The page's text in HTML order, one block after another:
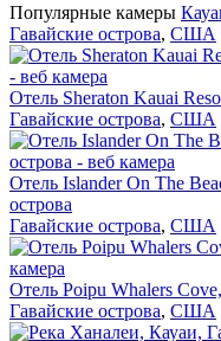
Популярные камеры
Гавайские острова, США
Отель Sheraton Kauai
Гавайские острова, США
Отель Islander On The
острова
Гавайские острова, США
Отель Poipu Whalers
Гавайские острова, США